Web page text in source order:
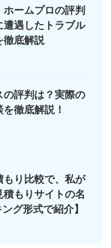
ホームプロの評判
遭遇したトラブル
徹底解説
の評判は？実際の
徹底解説！
もり比較で、私が
もりサイトの名
グ形式で紹介】